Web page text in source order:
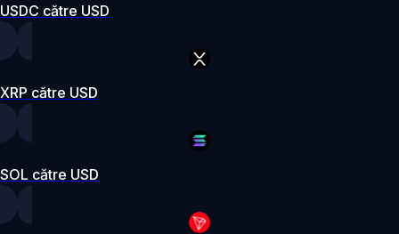
USDC către USD
XRP către USD
SOL către USD